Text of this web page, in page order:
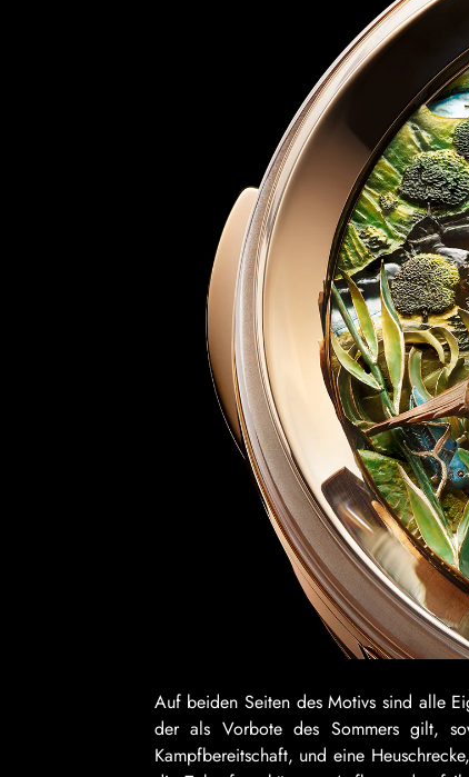
Auf beiden Seiten des Motivs sind alle
der als Vorbote des Sommers gilt,
Kampfbereitschaft, und eine